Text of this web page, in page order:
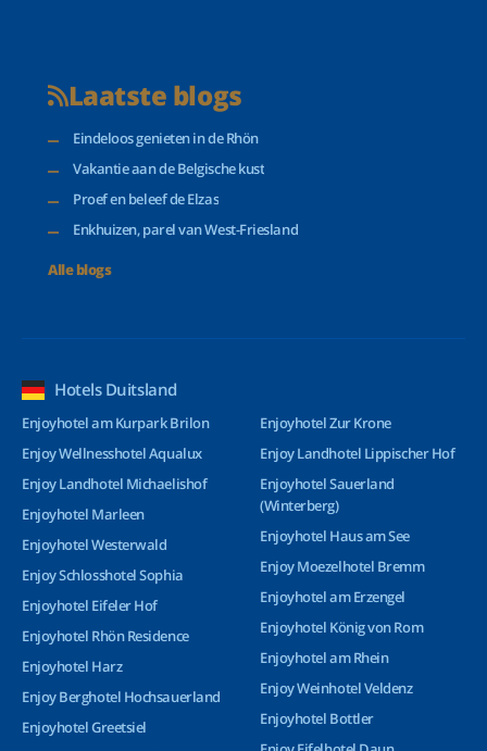
Laatste blogs
Eindeloos genieten in de Rhön
Vakantie aan de Belgische kust
Proef en beleef de Elzas
Enkhuizen, parel van West-Friesland
Alle blogs
Hotels Duitsland
Enjoyhotel am Kurpark Brilon
Enjoy Wellnesshotel Aqualux
Enjoy Landhotel Michaelishof
Enjoyhotel Marleen
Enjoyhotel Westerwald
Enjoy Schlosshotel Sophia
Enjoyhotel Eifeler Hof
Enjoyhotel Rhön Residence
Enjoyhotel Harz
Enjoy Berghotel Hochsauerland
Enjoyhotel Greetsiel
Enjoyhotel Zur Krone
Enjoy Landhotel Lippischer Hof
Enjoyhotel Sauerland
(Winterberg)
Enjoyhotel Haus am See
Enjoy Moezelhotel Bremm
Enjoyhotel am Erzengel
Enjoyhotel König von Rom
Enjoyhotel am Rhein
Enjoy Weinhotel Veldenz
Enjoyhotel Bottler